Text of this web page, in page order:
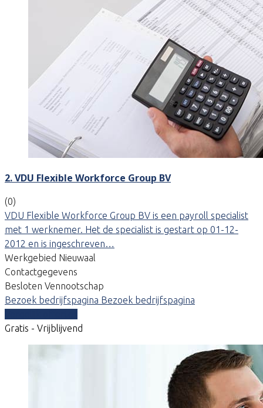
2. VDU Flexible Workforce Group BV
(0)
VDU Flexible Workforce Group BV is een payroll specialist
met 1 werknemer. Het de specialist is gestart op 01-12-
2012 en is ingeschreven…
Werkgebied Nieuwaal
Contactgegevens
Besloten Vennootschap
Bezoek bedrijfspagina Bezoek bedrijfspagina
Gratis - Vrijblijvend